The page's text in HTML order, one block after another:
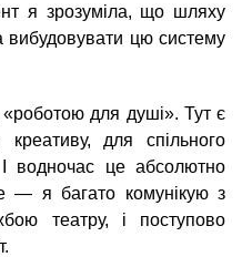
я зрозуміла, що шляху
цю систему
для душі». Тут є
для спільного
І водночас це абсолютно
— я багато комунікую з
театру, і поступово